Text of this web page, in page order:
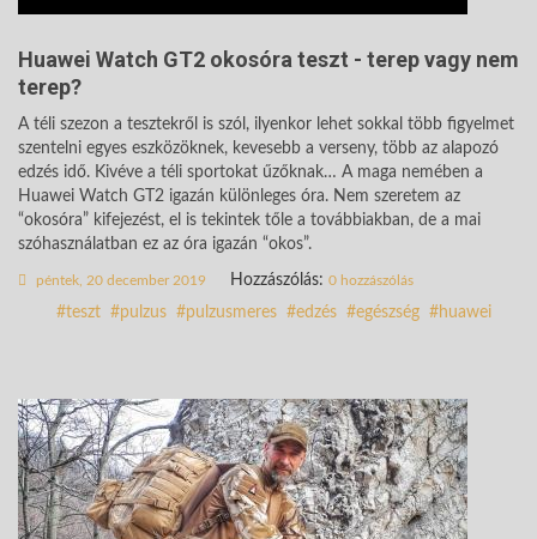
Huawei Watch GT2 okosóra teszt - terep vagy nem
terep?
A téli szezon a tesztekről is szól, ilyenkor lehet sokkal több figyelmet
szentelni egyes eszközöknek, kevesebb a verseny, több az alapozó
edzés idő. Kivéve a téli sportokat űzőknak… A maga nemében a
Huawei Watch GT2 igazán különleges óra. Nem szeretem az
“okosóra” kifejezést, el is tekintek tőle a továbbiakban, de a mai
szóhasználatban ez az óra igazán “okos”.
péntek, 20 december 2019 Hozzászólás: 0 hozzászólás
teszt pulzus pulzusmeres edzés egészség huawei